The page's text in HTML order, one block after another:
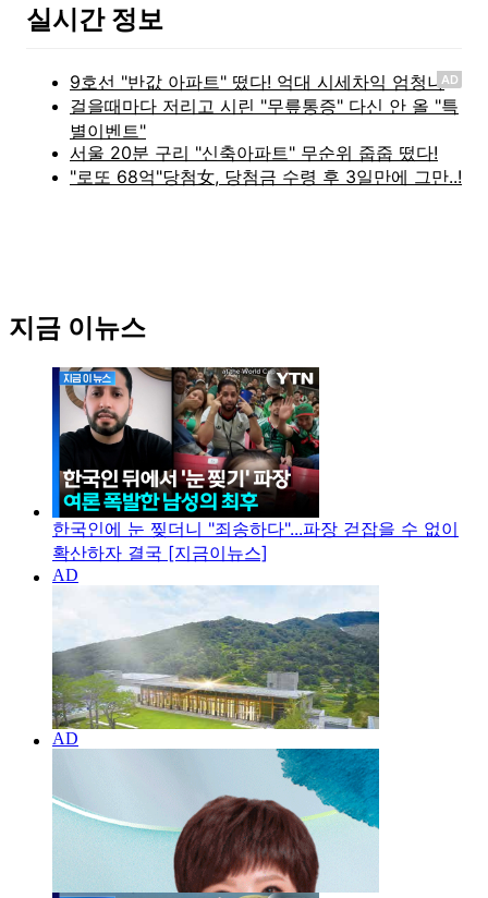
실시간 정보
AD
지금 이뉴스
한국인에 눈 찢더니 "죄송하다"...파장 걷잡을 수 없이
확산하자 결국 [지금이뉴스]